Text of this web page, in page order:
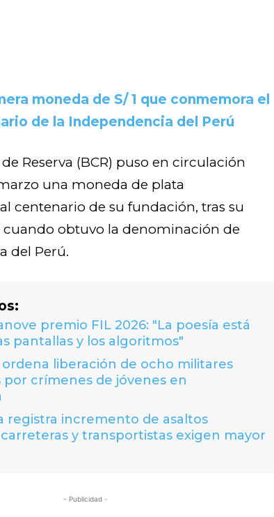
moneda de S/ 1 que conmemora el
de la Independencia del Perú
Reserva (BCR) puso en circulación
una moneda de plata
centenario de su fundación, tras su
cuando obtuvo la denominación de
del Perú.
premio FIL 2026: "La poesía está
pantallas y los algoritmos"
ordena liberación de ocho militares
por crímenes de jóvenes en
registra incremento de asaltos
y transportistas exigen mayor
- Publicidad -